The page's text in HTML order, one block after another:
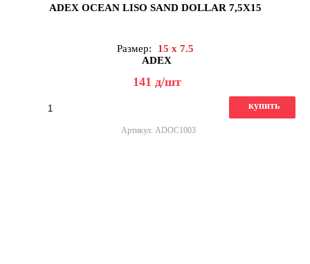
ADEX OCEAN LISO SAND DOLLAR 7,5X15
Размер:
15 x 7.5
ADEX
141 д/шт
купить
Артикул: ADOC1003